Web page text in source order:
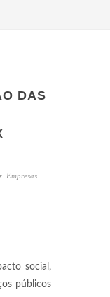
DAS
Empresas
social,
públicos